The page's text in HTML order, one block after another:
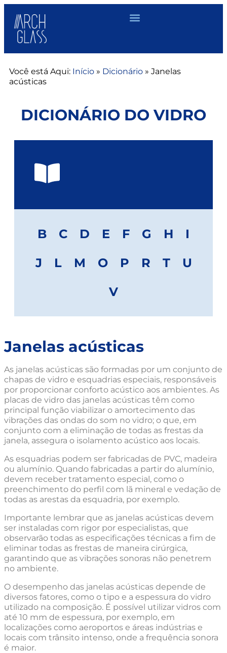
Você está Aqui: Início » Dicionário » Janelas
acústicas
DICIONÁRIO DO VIDRO
B C D E F G H
I
J
L M O P R T
U
V
Janelas acústicas
As janelas acústicas são formadas por um conjunto de
chapas de vidro e esquadrias especiais, responsáveis
por proporcionar conforto acústico aos ambientes. As
placas de vidro das janelas acústicas têm como
principal função viabilizar o amortecimento das
vibrações das ondas do som no vidro; o que, em
conjunto com a eliminação de todas as frestas da
janela, assegura o isolamento acústico aos locais.
As esquadrias podem ser fabricadas de PVC, madeira
ou alumínio. Quando fabricadas a partir do alumínio,
devem receber tratamento especial, como o
preenchimento do perfil com lã mineral e vedação de
todas as arestas da esquadria, por exemplo.
Importante lembrar que as janelas acústicas devem
ser instaladas com rigor por especialistas, que
observarão todas as especificações técnicas a fim de
eliminar todas as frestas de maneira cirúrgica,
garantindo que as vibrações sonoras não penetrem
no ambiente.
O desempenho das janelas acústicas depende de
diversos fatores, como o tipo e a espessura do vidro
utilizado na composição. É possível utilizar vidros com
até 10 mm de espessura, por exemplo, em
localizações como aeroportos e áreas indústrias e
locais com trânsito intenso, onde a frequência sonora
é maior.